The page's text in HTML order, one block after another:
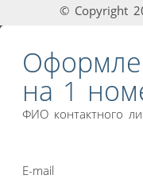
© Copyright
на 1
ФИО контактного
E-mail